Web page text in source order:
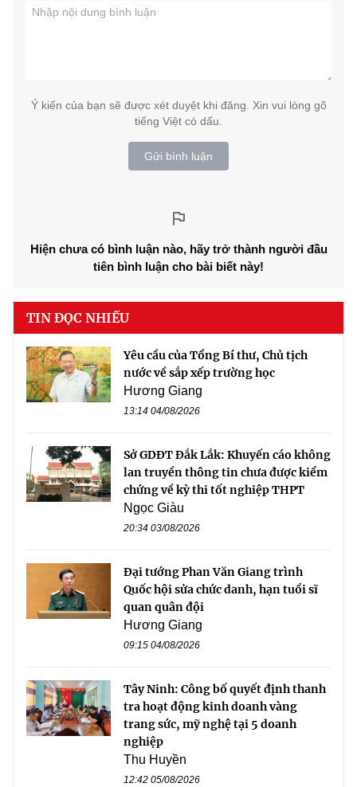
Ý kiến của bạn sẽ được xét duyệt khi đăng. Xin vui lòng gõ
tiếng Việt có dấu.
Gửi bình luận
Hiện chưa có bình luận nào, hãy trở thành người đầu
tiên bình luận cho bài biết này!
TIN ĐỌC NHIỀU
Yêu cầu của Tổng Bí thư, Chủ tịch
nước về sắp xếp trường học
Hương Giang
13:14 04/08/2026
Sở GDĐT Đắk Lắk: Khuyến cáo không
lan truyền thông tin chưa được kiểm
chứng về kỳ thi tốt nghiệp THPT
Ngọc Giàu
20:34 03/08/2026
Đại tướng Phan Văn Giang trình
Quốc hội sửa chức danh, hạn tuổi sĩ
quan quân đội
Hương Giang
09:15 04/08/2026
Tây Ninh: Công bố quyết định thanh
tra hoạt động kinh doanh vàng
trang sức, mỹ nghệ tại 5 doanh
nghiệp
Thu Huyền
12:42 05/08/2026